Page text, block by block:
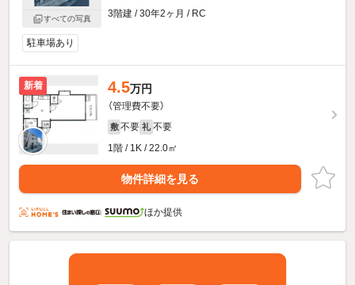
すべての写真
3階建 / 30年2ヶ月 / RC
駐車場あり
新着 4.5万円
（管理費不要）
敷 不要 礼 不要
1階 / 1K / 22.0㎡
物件詳細を見る
ほか提供